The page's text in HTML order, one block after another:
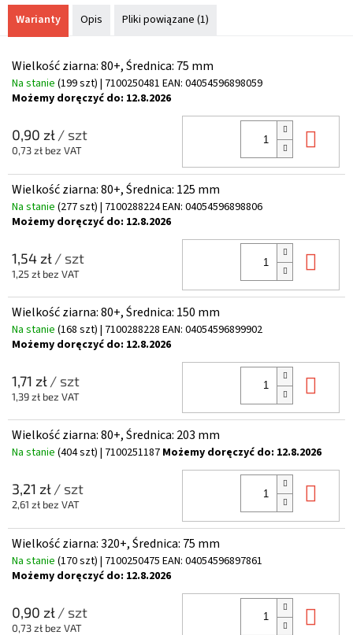
Warianty Opis Pliki powiązane (1)
Wielkość ziarna: 80+, Średnica: 75 mm
Na stanie (199 szt) | 7100250481 EAN: 04054596898059
Możemy doręczyć do: 12.8.2026
0,90 zł/ szt
0,73 zł bez VAT
Wielkość ziarna: 80+, Średnica: 125 mm
Na stanie (277 szt) | 7100288224EAN: 04054596898806
Możemy doręczyć do: 12.8.2026
1,54 zł/ szt
1,25 zł bez VAT
Wielkość ziarna: 80+, Średnica: 150 mm
Na stanie (168 szt) | 7100288228 EAN: 04054596899902
Możemy doręczyć do: 12.8.2026
1,71 zł/ szt
1,39 zł bez VAT
Wielkość ziarna: 80+, Średnica: 203 mm
Na stanie (404 szt) | 7100251187 Możemy doręczyć do: 12.8.2026
3,21 zł/ szt
2,61 zł bez VAT
Wielkość ziarna: 320+, Średnica: 75 mm
Na stanie (170 szt) | 7100250475 EAN: 04054596897861
Możemy doręczyć do: 12.8.2026
0,90 zł/ szt
0,73 zł bez VAT